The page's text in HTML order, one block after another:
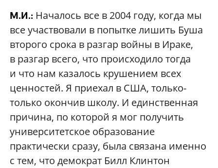
М.И.: Началось все в 2004 году, когда мы
все участвовали в попытке лишить Буша
второго срока в разгар войны в Ираке,
в разгар всего, что происходило тогда
и что нам казалось крушением всех
ценностей. Я приехал в США, только-
только окончив школу. И единственная
причина, по которой я мог получить
университетское образование
практически сразу, была связана именно
с тем, что демократ Билл Клинтон